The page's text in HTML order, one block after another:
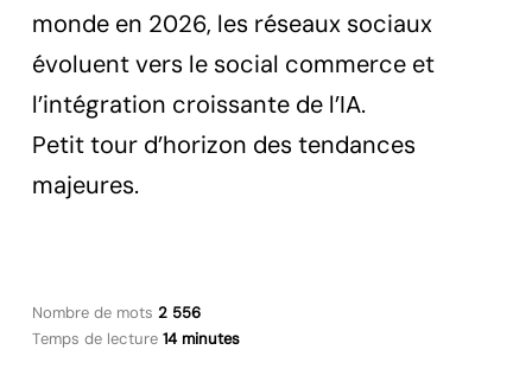
monde en 2026, les réseaux sociaux
évoluent vers le social commerce et
l’intégration croissante de l’IA.
Petit tour d’horizon des tendances
majeures.
Nombre de mots 2 556
Temps de lecture 14 minutes